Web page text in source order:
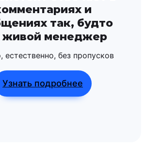
и
так, будто
живой менеджер
естественно, без пропусков
Узнать подробнее